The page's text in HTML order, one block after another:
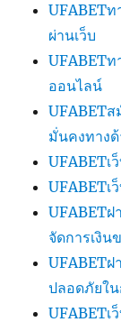
UFABETท
ผ่านเว็บ
UFABETท
ออนไลน์
UFABET
มั่นคงทางด้
UFABETเ
UFABET
UFABET
จัดการเงิ
UFABET
ปลอดภัยใ
UFABET